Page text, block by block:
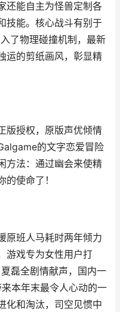
还能自主为怪兽定制各
技能。核心战斗有别于
了物理碰撞机制，最新
运的剪纸画风，彰显精
版授权，原版声优倾情
的文字恋爱冒险
方法：通过幽会来使精
使命了！
原班人马耗时两年倾力
游戏专为女性用户打
磊全剧情献声，国内一
本年末最令人心动的一
化和淘汰，司空见惯中